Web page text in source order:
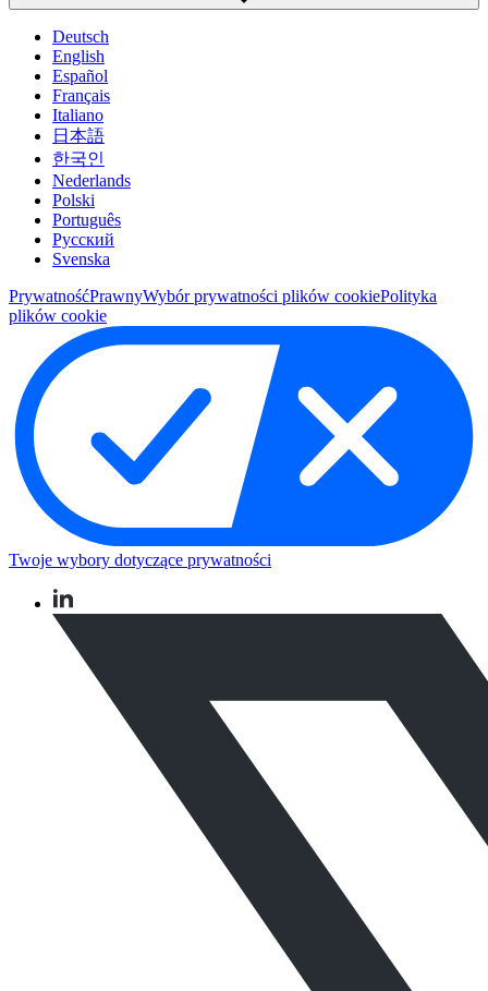
Deutsch
English
Español
Français
Italiano
日本語
한국인
Nederlands
Polski
Português
Pусский
Svenska
PrywatnośćPrawnyWybór prywatności plików cookiePolityka
plików cookie
Twoje wybory dotyczące prywatności